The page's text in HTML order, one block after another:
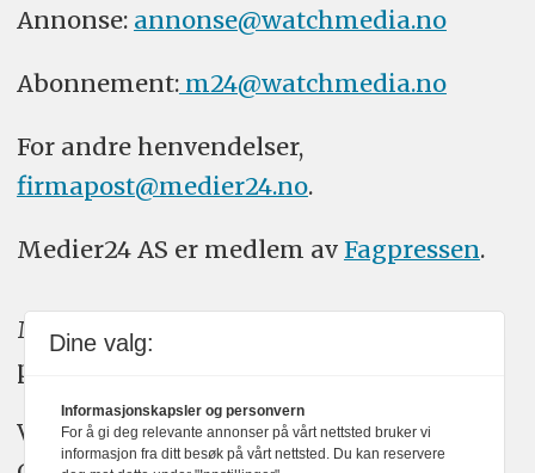
Annonse: annonse@watchmedia.no
Abonnement:m24@watchmedia.no
For andre henvendelser,
firmapost@medier24.no.
Medier24 AS er medlem av Fagpressen.
Medier24 arbeider etter Vær Varsom-
plakatens regler for god presseskikk.
Vi bruker KI-verktøy som ChatGPT,
Dine valg:
Informasjonskapsler og personvern
For å gi deg relevante annonser på vårt nettsted bruker vi
informasjon fra ditt besøk på vårt nettsted. Du kan reservere